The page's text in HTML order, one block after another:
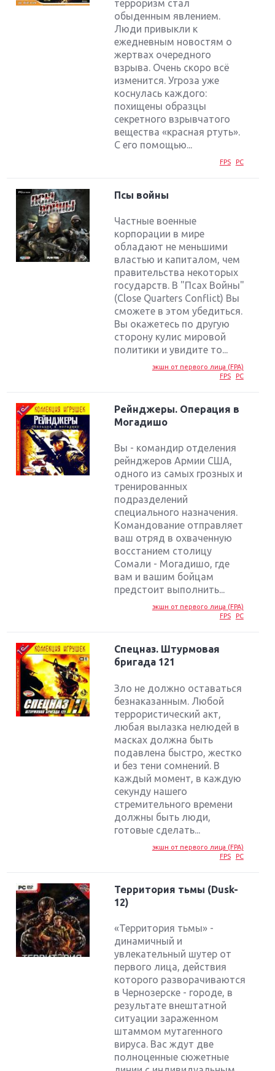
терроризм стал
обыденным явлением.
Люди привыкли к
ежедневным новостям о
жертвах очередного
взрыва. Очень скоро всё
изменится. Угроза уже
коснулась каждого:
похищены образцы
секретного взрывчатого
вещества «красная ртуть».
С его помощью...
FPS PC
Псы войны
Частные военные
корпорации в мире
обладают не меньшими
властью и капиталом, чем
правительства некоторых
государств. В "Псах Войны"
(Close Quarters Conflict) Вы
сможете в этом убедиться.
Вы окажетесь по другую
сторону кулис мировой
политики и увидите то...
экшн от первого лица (FPA)
FPS
PC
Рейнджеры. Операция в
Могадишо
Вы - командир отделения
рейнджеров Армии США,
одного из самых грозных и
тренированных
подразделений
специального назначения.
Командование отправляет
ваш отряд в охваченную
восстанием столицу
Сомали - Могадишо, где
вам и вашим бойцам
предстоит выполнить...
экшн от первого лица (FPA)
FPS
PC
Спецназ. Штурмовая
бригада 121
Зло не должно оставаться
безнаказанным. Любой
террористический акт,
любая вылазка нелюдей в
масках должна быть
подавлена быстро, жестко
и без тени сомнений. В
каждый момент, в каждую
секунду нашего
стремительного времени
должны быть люди,
готовые сделать...
экшн от первого лица (FPA)
FPS
PC
Территория тьмы (Dusk-
12)
«Территория тьмы» -
динамичный и
увлекательный шутер от
первого лица, действия
которого разворачиваются
в Чернозерске - городе, в
результате внештатной
ситуации зараженном
штаммом мутагенного
вируса. Вас ждут две
полноценные сюжетные
Крупнейшие релизы мая: Nintendo, Microsoft и